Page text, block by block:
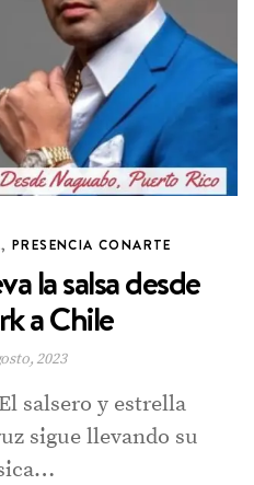
,PRESENCIA CONARTE
la salsa desde
a Chile
2023
salsero y estrella
sigue llevando su